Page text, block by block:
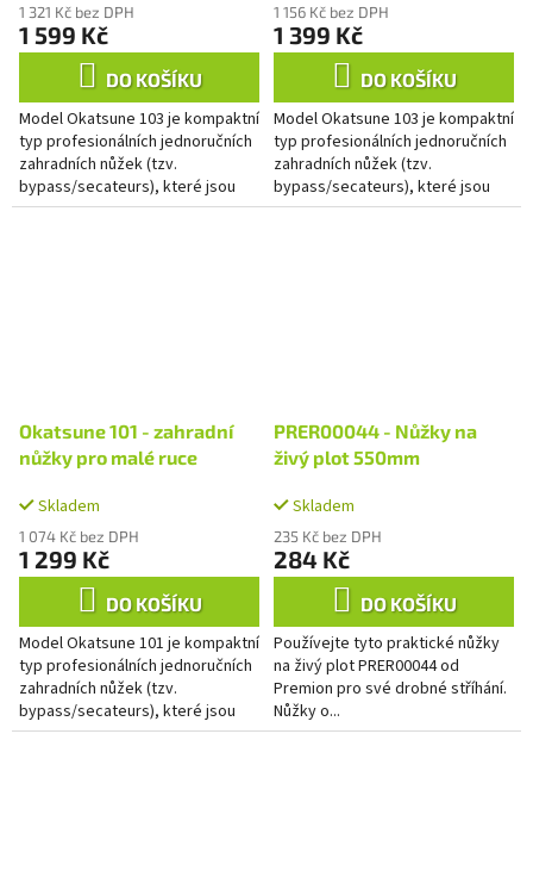
1 321 Kč bez DPH
1 599 Kč
DO KOŠÍKU
Model Okatsune 103 je kompaktní
typ profesionálních jednoručních
zahradních nůžek (tzv.
bypass/secateurs), které jsou
svojí velikostí ideální pro
1 156 Kč bez DPH
1 399 Kč
DO KOŠÍKU
Model Okatsune 103 je kompaktní
typ profesionálních jednoručních
zahradních nůžek (tzv.
bypass/secateurs), které jsou
svojí velikostí ideální pro
Okatsune 101 - zahradní
nůžky pro malé ruce
Skladem
1 074 Kč bez DPH
1 299 Kč
DO KOŠÍKU
Model Okatsune 101 je kompaktní
typ profesionálních jednoručních
zahradních nůžek (tzv.
bypass/secateurs), které jsou
svojí velikostí ideální pro
PRER00044 - Nůžky na
živý plot 550mm
Skladem
235 Kč bez DPH
284 Kč
DO KOŠÍKU
Používejte tyto praktické nůžky
na živý plot PRER00044 od
Premion pro své drobné stříhání.
Nůžky o...